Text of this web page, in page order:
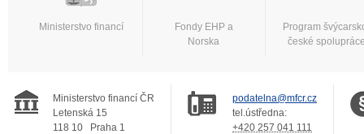
Ministerstvo financí
Fondy EHP a
Norska
Program
české
Ministerstvo financí ČR
Letenská 15
118 10
Praha 1
podatelna@mfcr.cz
tel.ústředna:
+420 257 041 111